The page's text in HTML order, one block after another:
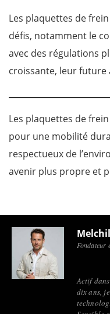
Les plaquettes de
défis, notamment le
avec des régulations
croissante, leur
Les plaquettes de
pour une mobilité
respectueux de
avenir plus propre et
Fondateur
Actif
dix ans,